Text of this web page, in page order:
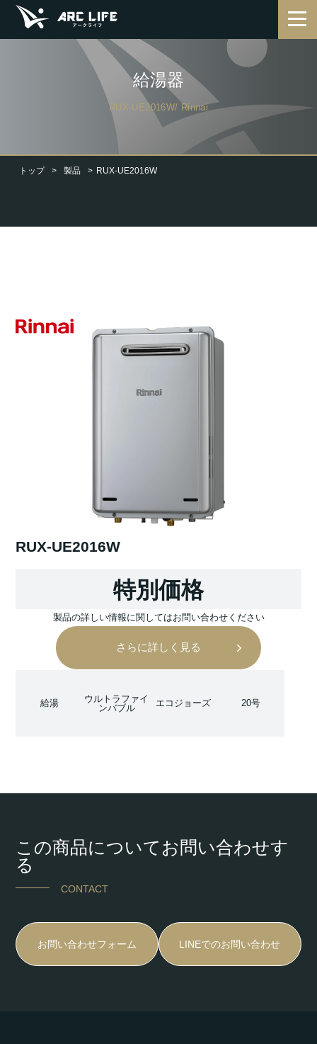
トップ 製品 RUX-UE2016W
給湯器
RUX-UE2016W/ Rinnai
RUX-UE2016W
特別価格
製品の詳しい情報に関してはお問い合わせください
さらに詳しく見る
給湯
ウルトラファイ
ンバブル
エコジョーズ 20号
この商品についてお問い合わせす
る
CONTACT
お問い合わせフォーム LINEでのお問い合わせ